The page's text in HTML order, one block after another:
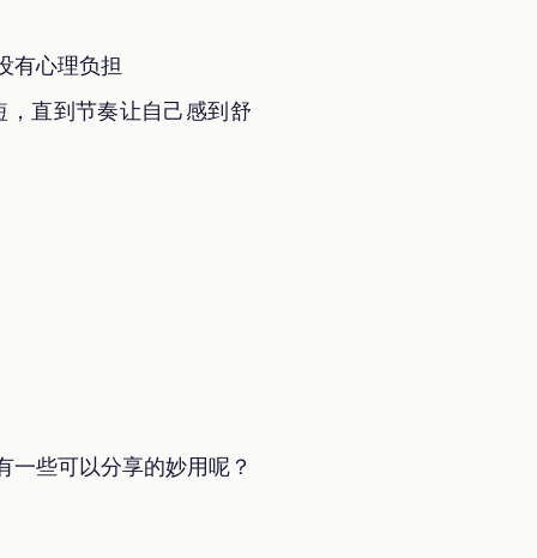
有心理负担
直到节奏让自己感到舒
些可以分享的妙用呢？